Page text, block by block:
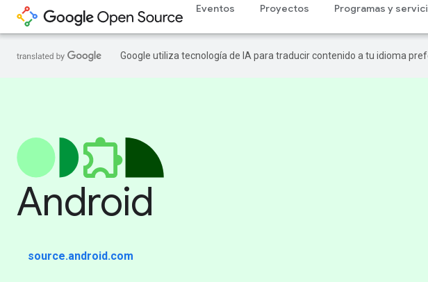
Eventos Proyectos Programas y
Google utiliza tecnología de IA para traducir contenido a tu idioma
Android
source.android.com